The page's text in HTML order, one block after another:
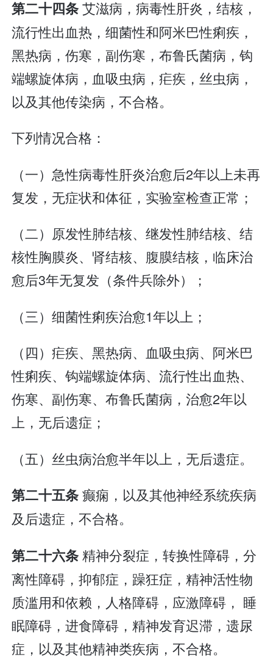
第二十四条艾滋病，病毒性肝炎，结核，
流行性出血热，细菌性和阿米巴性痢疾，
黑热病，伤寒，副伤寒，布鲁氏菌病，钩
端螺旋体病，血吸虫病，疟疾，丝虫病，
以及其他传染病，不合格。
下列情况合格：
（一）急性病毒性肝炎治愈后2年以上未再
复发，无症状和体征，实验室检查正常；
（二）原发性肺结核、继发性肺结核、结
核性胸膜炎、肾结核、腹膜结核，临床治
愈后3年无复发（条件兵除外）；
（三）细菌性痢疾治愈1年以上；
（四）疟疾、黑热病、血吸虫病、阿米巴
性痢疾、钩端螺旋体病、流行性出血热、
伤寒、副伤寒、布鲁氏菌病，治愈2年以
上，无后遗症；
（五）丝虫病治愈半年以上，无后遗症。
第二十五条癫痫，以及其他神经系统疾病
及后遗症，不合格。
第二十六条精神分裂症，转换性障碍，分
离性障碍，抑郁症，躁狂症，精神活性物
质滥用和依赖，人格障碍，应激障碍， 睡
眠障碍，进食障碍，精神发育迟滞，遗尿
症，以及其他精神类疾病，不合格。